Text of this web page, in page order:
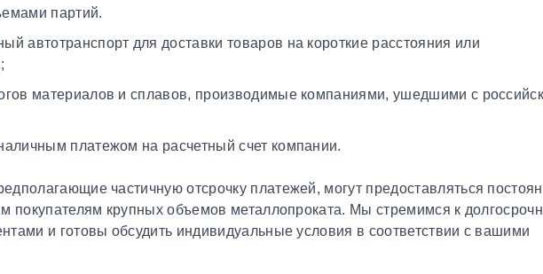
партий.
автотранспорт для доставки товаров на короткие расстояния или
материалов и сплавов, производимые компаниями, ушедшими с
платежом на расчетный счет компании.
частичную отсрочку платежей, могут предоставляться
покупателям крупных объемов металлопроката. Мы стремимся к
и готовы обсудить индивидуальные условия в соответствии с вашими